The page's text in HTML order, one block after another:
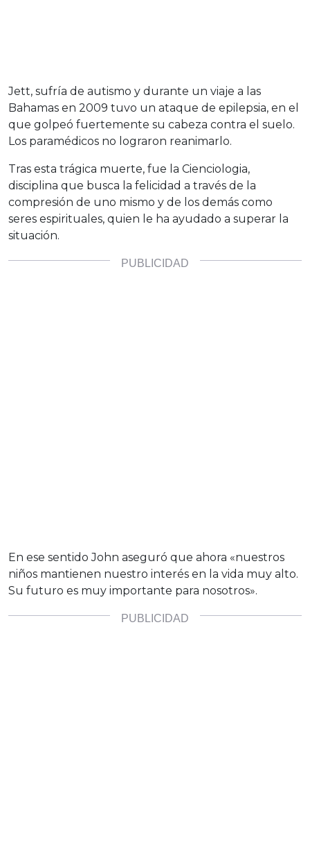
Jett, sufría de autismo y durante un viaje a las
Bahamas en 2009 tuvo un ataque de epilepsia, en el
que golpeó fuertemente su cabeza contra el suelo.
Los paramédicos no lograron reanimarlo.
Tras esta trágica muerte, fue la Cienciologia,
disciplina que busca la felicidad a través de la
compresión de uno mismo y de los demás como
seres espirituales, quien le ha ayudado a superar la
situación.
En ese sentido John aseguró que ahora «nuestros
niños mantienen nuestro interés en la vida muy alto.
Su futuro es muy importante para nosotros».